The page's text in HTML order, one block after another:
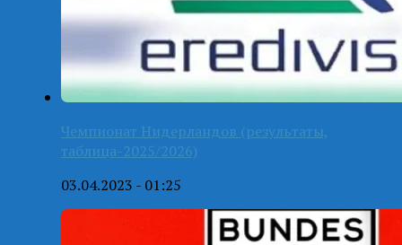
Чемпионат Нидерландов (результаты,
таблица-2025/2026)
03.04.2023 - 01:25